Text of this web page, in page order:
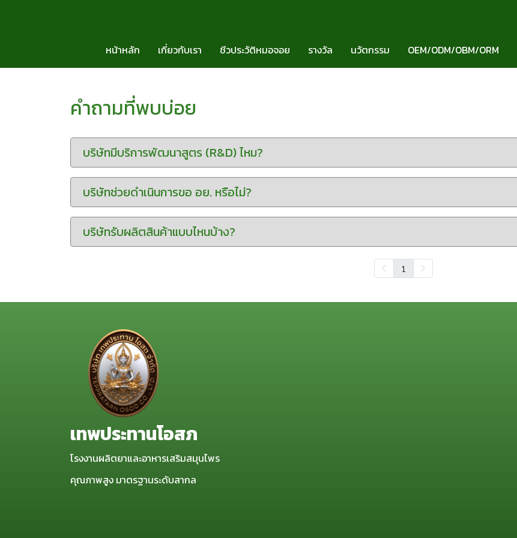
หน้าหลัก เกี่ยวกับเรา ชีวประวัติหมอจอย รางวัล นวัตกรรม OEM/ODM/OBM/ORM
คำถามที่พบบ่อย
บริษัทมีบริการพัฒนาสูตร (R&D) ไหม?
บริษัทช่วยดำเนินการขอ อย. หรือไม่?
บริษัทรับผลิตสินค้าแบบไหนบ้าง?
1
เทพประทานโอสภ
โรงงานผลิตยาและอาหารเสริมสมุนไพร
คุณภาพสูง มาตรฐานระดับสากล